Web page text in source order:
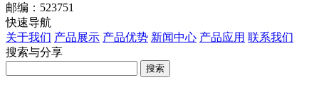
邮编：523751
快速导航
关于我们 产品展示 产品优势 新闻中心 产品应用 联系我们
搜索与分享